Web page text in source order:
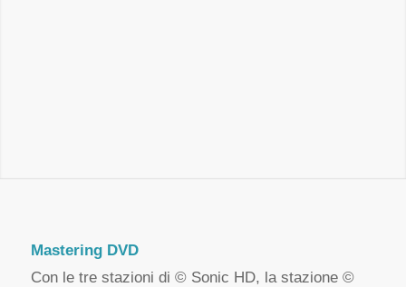
Mastering DVD
Con le tre stazioni di © Sonic HD, la stazione ©